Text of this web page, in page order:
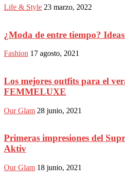
Life & Style 23 marzo, 2022
¿Moda de entre tiempo?
Fashion 17 agosto, 2021
Los mejores outfits para el
FEMMELUXE
Our Glam 28 junio, 2021
Primeras impresiones del
Aktiv
Our Glam 18 junio, 2021